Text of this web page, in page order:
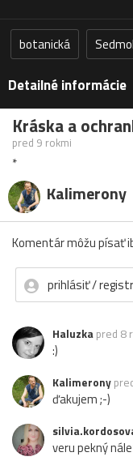
botanická
Detailné informácie
Kráska a
pred 9 rokmi
*
Kalimerony
Komentár môžu písať
prihlásiť /
Haluzka pred 8
:)
Kalimerony
ďakujem ;-)
veru pekný